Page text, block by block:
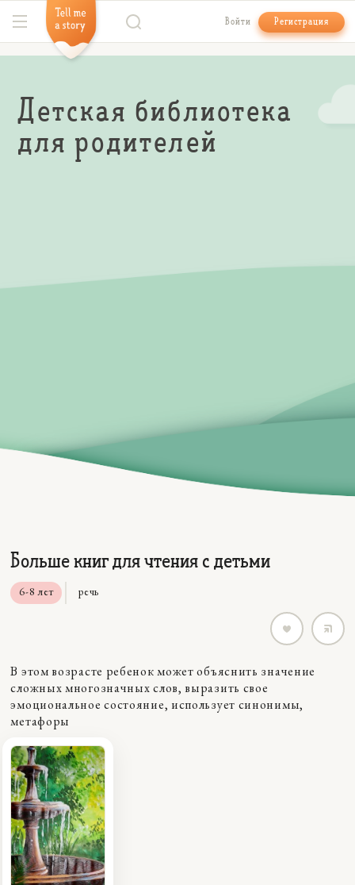
Войти Регистрация
Детская библиотека
для родителей
Больше книг для чтения с детьми
6-8 лет речь
В этом возрасте ребенок может объяснить значение
сложных многозначных слов, выразить свое
эмоциональное состояние, использует синонимы,
метафоры